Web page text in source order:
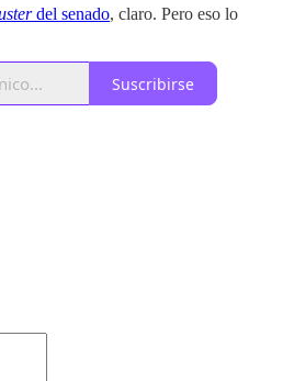
del senado, claro. Pero eso lo
Suscribirse